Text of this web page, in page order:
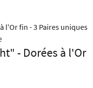
- Dorées à l'Or